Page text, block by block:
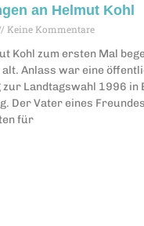
an Helmut Kohl
Keine Kommentare
Kohl zum ersten Mal
Anlass war eine
zur Landtagswahl 1996 in
Der Vater eines
für